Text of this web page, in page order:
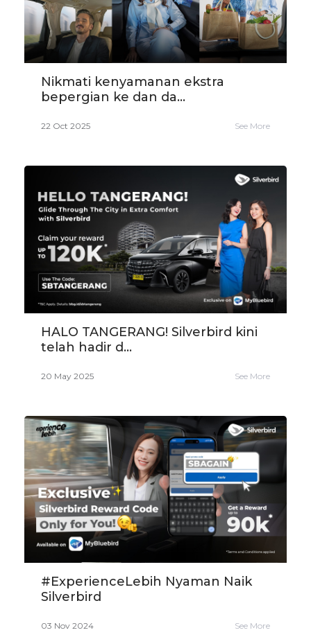
Nikmati kenyamanan ekstra
bepergian ke dan da...
22 Oct 2025 See More
HALO TANGERANG! Silverbird kini
telah hadir d...
20 May 2025 See More
#ExperienceLebih Nyaman Naik
Silverbird
03 Nov 2024 See More